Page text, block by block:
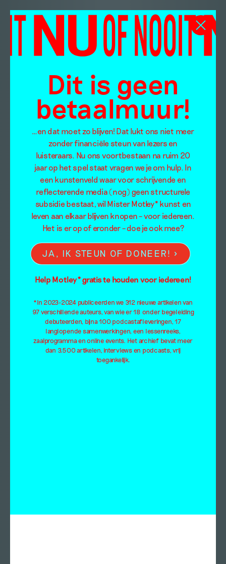
Dit is geen
betaalmuur!
…en dat moet zo blijven! Dat lukt ons niet meer
zonder financiële steun van lezers en
luisteraars. Nu ons voortbestaan na ruim 20
jaar op het spel staat vragen we je om hulp. In
een kunstenveld waar voor schrijvende en
reflecterende media (nog) geen structurele
subsidie bestaat, wil Mister Motley* kunst en
leven aan elkaar blijven knopen – voor iedereen.
Het is er op of eronder – doe je ook mee?
JA, IK STEUN OF DONEER!
Help Motley* gratis te houden voor iedereen!
*In 2023-2024 publiceerden we 312 nieuwe artikelen van
97 verschillende auteurs, van wie er 18 onder begeleiding
debuteerden, bijna 100 podcastafleveringen, 17
langlopende samenwerkingen, een lessenreeks,
zaalprogramma en online events. Het archief bevat meer
dan 3.500 artikelen, interviews en podcasts, vrij
toegankelijk.